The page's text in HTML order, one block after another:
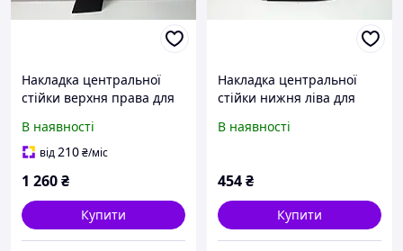
Накладка центральної
стійки верхня права для
2018 (W205)
(A20569080039F93)
В наявності
від210₴/міс
1 260₴
Купити
Накладка центральної
стійки нижня ліва для
2018 (W205)
В наявності
454₴
Купити